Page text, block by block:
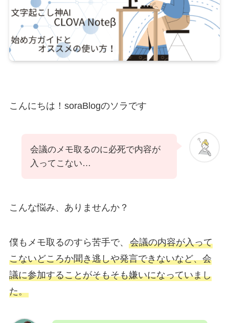
こんにちは！soraBlogのソラです
会議のメモ取るのに必死で内容が
入ってこない…
こんな悩み、ありませんか？
僕もメモ取るのすら苦手で、 会議の内容が入って
こないどころか聞き逃しや発言できないなど、会
議に参加することがそもそも嫌いになっていまし
た。